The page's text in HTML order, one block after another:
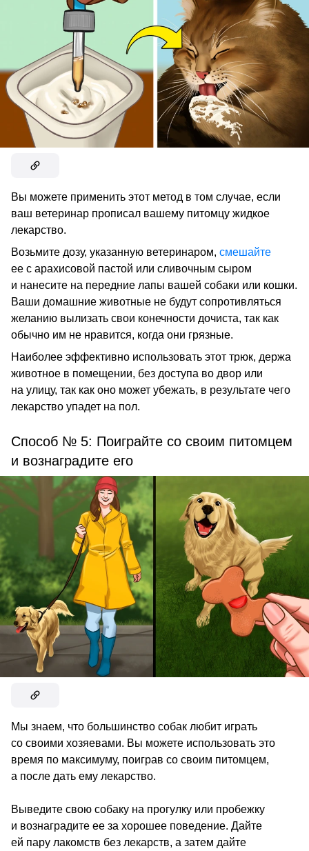
Вы можете применить этот метод в том случае, если
ваш ветеринар прописал вашему питомцу жидкое
лекарство.
Возьмите дозу, указанную ветеринаром, смешайте
ее с арахисовой пастой или сливочным сыром
и нанесите на передние лапы вашей собаки или кошки.
Ваши домашние животные не будут сопротивляться
желанию вылизать свои конечности дочиста, так как
обычно им не нравится, когда они грязные.
Наиболее эффективно использовать этот трюк, держа
животное в помещении, без доступа во двор или
на улицу, так как оно может убежать, в результате чего
лекарство упадет на пол.
Способ № 5: Поиграйте со своим питомцем
и вознаградите его
Мы знаем, что большинство собак любит играть
со своими хозяевами. Вы можете использовать это
время по максимуму, поиграв со своим питомцем,
а после дать ему лекарство.
Выведите свою собаку на прогулку или пробежку
и вознаградите ее за хорошее поведение. Дайте
ей пару лакомств без лекарств, а затем дайте